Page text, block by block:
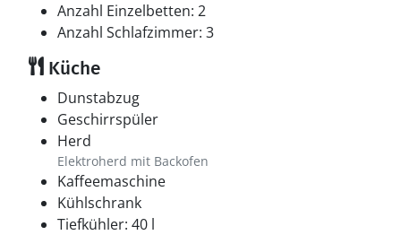
Anzahl Einzelbetten: 2
Anzahl Schlafzimmer: 3
Küche
Dunstabzug
Geschirrspüler
Herd
Elektroherd mit Backofen
Kaffeemaschine
Kühlschrank
Tiefkühler: 40 l